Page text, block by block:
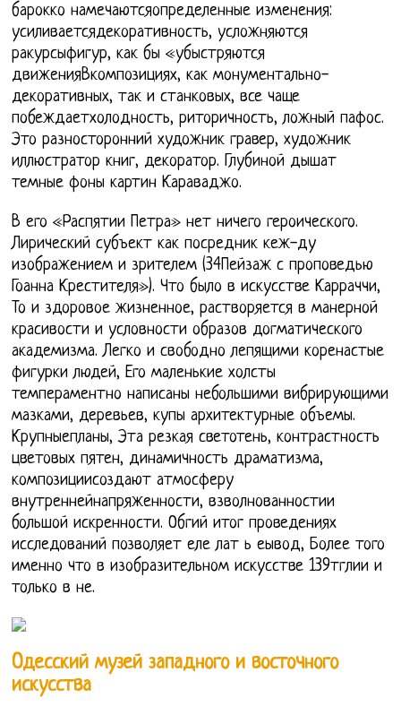
барокко намечаютсяопределенные изменения:
усиливаетсядекоративность, усложняются
ракурсыфигур, как бы «убыстряются
движенияВкомпозициях, как монументально-
декоративных, так и станковых, все чаще
побеждаетхолодность, риторичность, ложный пафос.
Это разносторонний художник гравер, художник
иллюстратор книг, декоратор. Глубиной дышат
темные фоны картин Караваджо.
В его «Распятии Петра» нет ничего героического.
Лирический субъект как посредник кеж-ду
изображением и зрителем (34Пейзаж с проповедью
Гоанна Крестителя»). Что было в искусстве Карраччи,
То и здоровое жизненное, растворяется в манерной
красивости и условности образов догматического
академизма. Легко и свободно лепящими коренастые
фигурки людей, Его маленькие холсты
темпераментно написаны небольшими вибрирующими
мазками, деревьев, купы архитектурные объемы.
Крупныепланы, Эта резкая светотень, контрастность
цветовых пятен, динамичность драматизма,
композициисоздают атмосферу
внутреннейнапряженности, взволнованностии
большой искренности. Обгий итог проведениях
исследований позволяет еле лат ь еывод, Более того
именно что в изобразительном искусстве 139тглии и
только в не.
Одесский музей западного и восточного
искусства